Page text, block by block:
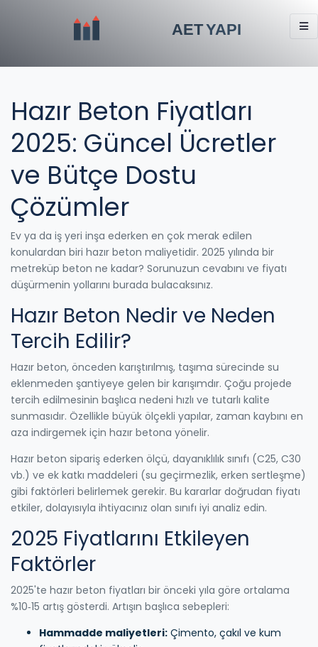
Hazır Beton Fiyatları
2025: Güncel Ücretler
ve Bütçe Dostu
Çözümler
Ev ya da iş yeri inşa ederken en çok merak edilen
konulardan biri hazır beton maliyetidir. 2025 yılında bir
metreküp beton ne kadar? Sorunuzun cevabını ve fiyatı
düşürmenin yollarını burada bulacaksınız.
Hazır Beton Nedir ve Neden
Tercih Edilir?
Hazır beton, önceden karıştırılmış, taşıma sürecinde su
eklenmeden şantiyeye gelen bir karışımdır. Çoğu projede
tercih edilmesinin başlıca nedeni hızlı ve tutarlı kalite
sunmasıdır. Özellikle büyük ölçekli yapılar, zaman kaybını en
aza indirgemek için hazır betona yönelir.
Hazır beton sipariş ederken ölçü, dayanıklılık sınıfı (C25, C30
vb.) ve ek katkı maddeleri (su geçirmezlik, erken sertleşme)
gibi faktörleri belirlemek gerekir. Bu kararlar doğrudan fiyatı
etkiler, dolayısıyla ihtiyacınız olan sınıfı iyi analiz edin.
2025 Fiyatlarını Etkileyen
Faktörler
2025'te hazır beton fiyatları bir önceki yıla göre ortalama
%10‑15 artış gösterdi. Artışın başlıca sebepleri:
Hammadde maliyetleri: Çimento, çakıl ve kum